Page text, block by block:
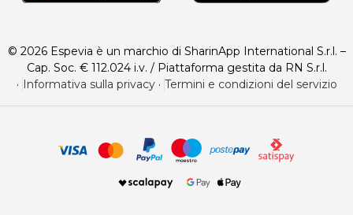
© 2026 Espevia è un marchio di SharinApp International S.r.l. –
Cap. Soc. € 112.024 i.v. / Piattaforma gestita da RN S.r.l.
· Informativa sulla privacy· Termini e condizioni del servizio